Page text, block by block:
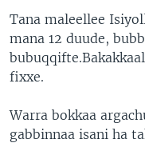
Tana maleellee
mana 12 duude,
fixxe.
Warra bokkaa
gabbinnaa isani ha